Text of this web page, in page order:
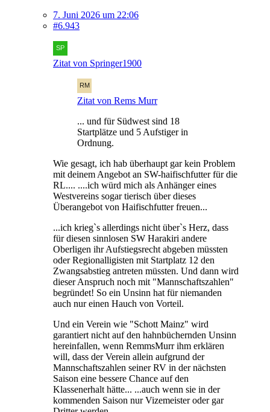
7. Juni 2026 um 22:06
#6.943
Zitat von Springer1900
Zitat von Rems Murr
... und für Südwest sind 18
Startplätze und 5 Aufstiger in
Ordnung.
Wie gesagt, ich hab überhaupt gar kein Problem
mit deinem Angebot an SW-haifischfutter für die
RL.... ....ich würd mich als Anhänger eines
Westvereins sogar tierisch über dieses
Überangebot von Haifischfutter freuen...
...ich krieg`s allerdings nicht über`s Herz, dass
für diesen sinnlosen SW Harakiri andere
Oberligen ihr Aufstiegsrecht abgeben müssten
oder Regionalligisten mit Startplatz 12 den
Zwangsabstieg antreten müssten. Und dann wird
dieser Anspruch noch mit "Mannschaftszahlen"
begründet! So ein Unsinn hat für niemanden
auch nur einen Hauch von Vorteil.
Und ein Verein wie "Schott Mainz" wird
garantiert nicht auf den hahnbüchernden Unsinn
hereinfallen, wenn RemmsMurr ihm erklären
will, dass der Verein allein aufgrund der
Mannschaftszahlen seiner RV in der nächsten
Saison eine bessere Chance auf den
Klassenerhalt hätte... ...auch wenn sie in der
kommenden Saison nur Vizemeister oder gar